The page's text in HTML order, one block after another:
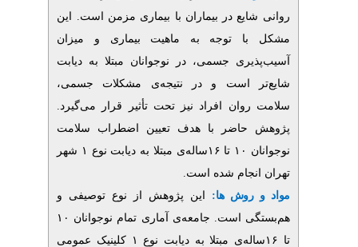
در بیماران با بیماری مزمن است. این
توجه به ماهیت بیماری و میزان
جسمی، در نوجوانان مبتلا به دیابت
است و در نتیجه‌ی مشکلات جسمی،
افراد نیز تحت تأثیر قرار می‌گیرد.
حاضر با هدف تعیین اضطراب سلامت
نوجوانان ۱۰ تا ۱۶ساله‌ی مبتلا به دیابت نوع ۱ شهر
شده است.
این پژوهش از نوع توصیفی و
هم‌بستگی است. جامعه‌ی آماری تمام نوجوانان ۱۰
تا ۱۶ساله‌ی مبتلا به دیابت نوع ۱ کلینیک عمومی